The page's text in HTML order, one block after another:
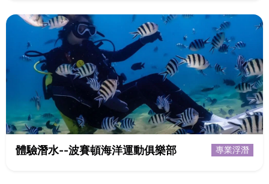
體驗潛水--波賽頓海洋運動俱樂部 專業浮潛